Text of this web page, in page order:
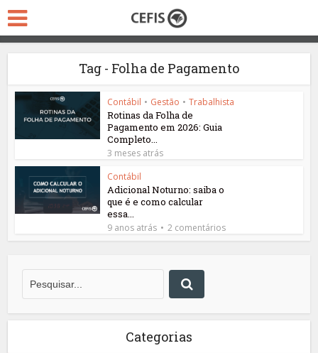
Tag - Folha de Pagamento
Contábil • Gestão • Trabalhista
Rotinas da Folha de
Pagamento em 2026: Guia
Completo...
3 meses atrás
Contábil
Adicional Noturno: saiba o
que é e como calcular
essa...
9 anos atrás 2 comentários
Categorias